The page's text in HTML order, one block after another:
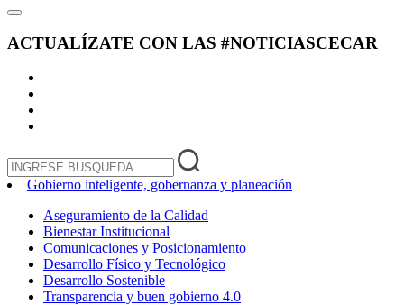
ACTUALÍZATE CON LAS #NOTICIASCECAR
Gobierno inteligente, gobernanza y planeación
Aseguramiento de la Calidad
Bienestar Institucional
Comunicaciones y Posicionamiento
Desarrollo Físico y Tecnológico
Desarrollo Sostenible
Transparencia y buen gobierno 4.0